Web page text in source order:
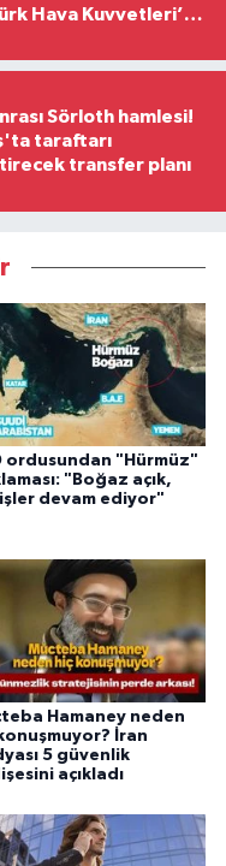
Hava Kuvvetleri’nin
Sörloth hamlesi!
taraftarı
transfer planı
ordusundan "Hürmüz"
"Boğaz açık,
devam ediyor"
Hamaney neden
İran
5 güvenlik
açıkladı